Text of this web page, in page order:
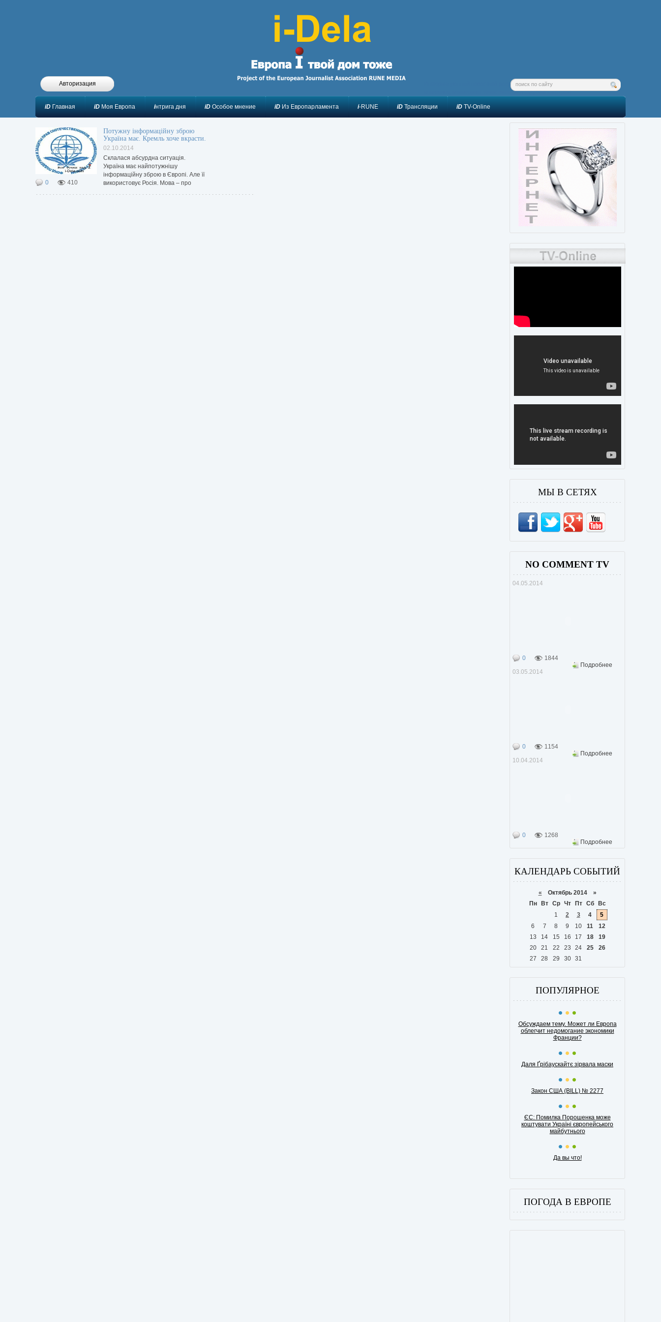
Информационный новостной ресурс: новости, комментарии, интересная
аналитика, мониторинг течественных и зарубежныхо СМИ.
Авторизация
iD Главная iD Моя Европа iнтрига дня iD Особое мнение iD Из Европарламента i-RUNE iD Трансляции iD TV-Online
0 410
Потужну інформаційну зброю
Україна має. Кремль хоче вкрасти.
02.10.2014
Склалася абсурдна ситуація.
Україна має найпотужнішу
інформаційну зброю в Європі. Але її
використовує Росія. Мова – про
МЫ В СЕТЯХ
NO COMMENT TV
04.05.2014
0
1844
Подробнее
03.05.2014
0
1154
Подробнее
10.04.2014
0
1268
Подробнее
КАЛЕНДАРЬ СОБЫТИЙ
« Октябрь 2014 »
Пн
Вт Ср Чт Пт Сб
Вс
1
2 3 4
5
6
7 8 9 10 11
12
13
14 15 16 17 18
19
20
21 22 23 24 25
26
27
28 29 30 31
ПОПУЛЯРНОЕ
Обсуждаем тему. Может ли Европа
облегчит недомогание экономики
Франции?
Даля Ґрібаускайтє зірвала маски
Закон США (BILL) № 2277
ЄС: Помилка Порошенка може
коштувати Україні європейського
майбутнього
Да вы что!
ПОГОДА В ЕВРОПЕ